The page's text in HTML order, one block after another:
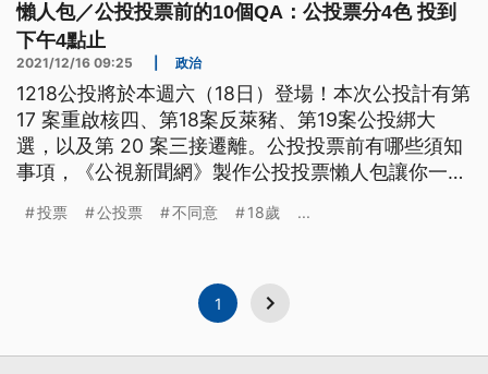
懶人包／公投投票前的10個QA：公投票分4色 投到
下午4點止
2021/12/16 09:25 政治
1218公投將於本週六（18日）登場！本次公投計有第
17 案重啟核四、第18案反萊豬、第19案公投綁大
選，以及第 20 案三接遷離。公投投票前有哪些須知
事項，《公視新聞網》製作公投投票懶人包讓你一次
投票 公投票 不同意 18歲 ...
1